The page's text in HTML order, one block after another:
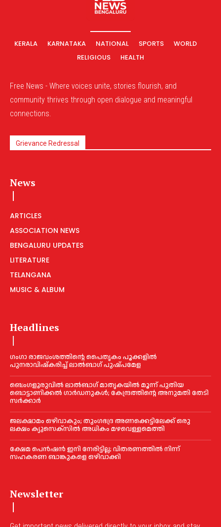
KERALA KARNATAKA NATIONAL SPORTS
WORLD
RELIGIOUS
HEALTH
Free News - Where voices unite, stories flourish, and
community thrives through open dialogue and meaningful
connections.
Grievance Redressal
News
ARTICLES
ASSOCIATION NEWS
BENGALURU UPDATES
LITERATURE
TELANGANA
MUSIC & ALBUM
Headlines
ഗംഗാ രാജവംശത്തിന്റെ പൈതൃകം പൂക്കളിൽ
പുനരാവിഷ്‌കരിച്ച് ലാൽബാഗ് പുഷ്പമേള
ബെംഗളൂരുവിൽ ലാൽബാഗ് മാതൃകയിൽ മൂന്ന് പുതിയ
ബൊട്ടാണിക്കൽ ഗാർഡനുകൾ; കേന്ദ്രത്തിന്റെ അനുമതി തേടി
സർക്കാർ
ജലക്ഷാമം ഒഴിവാകും; തുംഗഭദ്ര അണക്കെട്ടിലേക്ക് ഒരു
ലക്ഷം ക്യുസെക്സില്‍ അധികം മഴവെള്ളമെത്തി
ക്ഷേമ പെൻഷൻ ഇനി നേരിട്ടില്ല; വിതരണത്തിൽ നിന്ന്
സഹകരണ ബാങ്കുകളെ ഒഴിവാക്കി
Newsletter